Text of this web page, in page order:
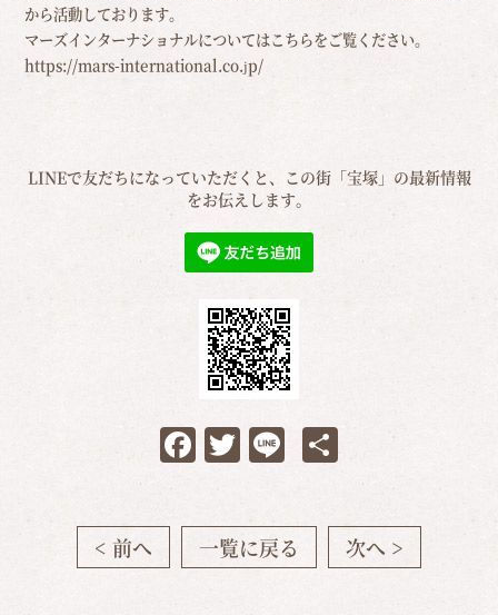
から活動しております。
マーズインターナショナルについてはこちらをご覧ください。
https://mars-international.co.jp/
LINEで友だちになっていただくと、この街「宝塚」の最新情報
をお伝えします。
Facebook
Twitter
Line
有
< 前へ 一覧に戻る 次へ >